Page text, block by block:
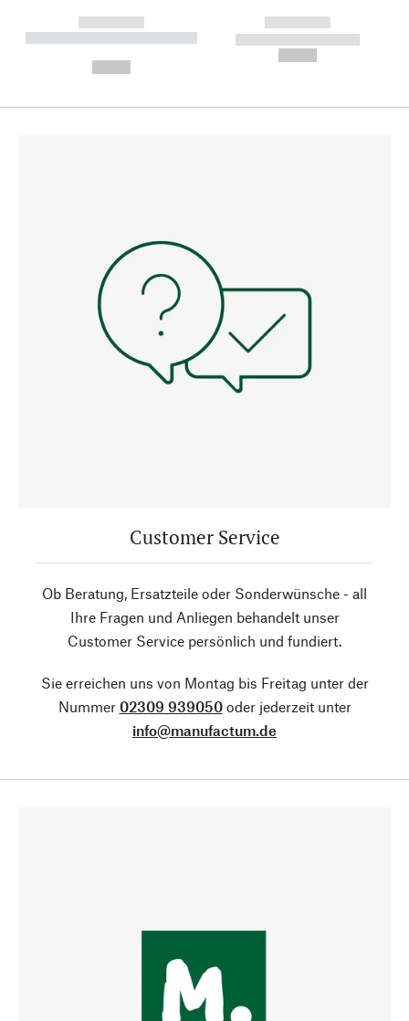
------------
----------- ----------- --------
------------
----------- -----------
Customer Service
Ob Beratung, Ersatzteile oder Sonderwünsche - all
Ihre Fragen und Anliegen behandelt unser
Customer Service persönlich und fundiert.
Sie erreichen uns von Montag bis Freitag unter der
Nummer 02309 939050oder jederzeit unter
info@manufactum.de